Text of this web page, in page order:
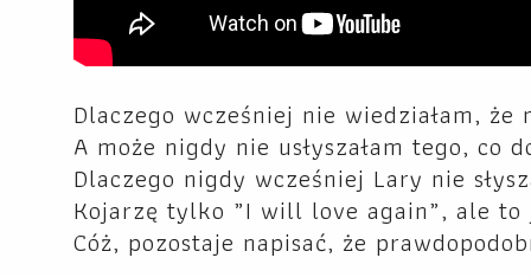
Dlaczego wcześniej nie wiedziałam,
A może nigdy nie usłyszałam tego, co
Dlaczego nigdy wcześniej Lary nie
Kojarzę tylko „I will love again”, ale to
Cóż, pozostaje napisać, że